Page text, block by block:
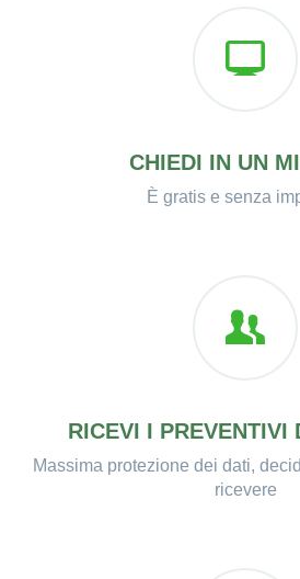
CHIEDI IN UN
È gratis e senza
RICEVI I PREVENTIVI
Massima protezione dei dati,
ricevere